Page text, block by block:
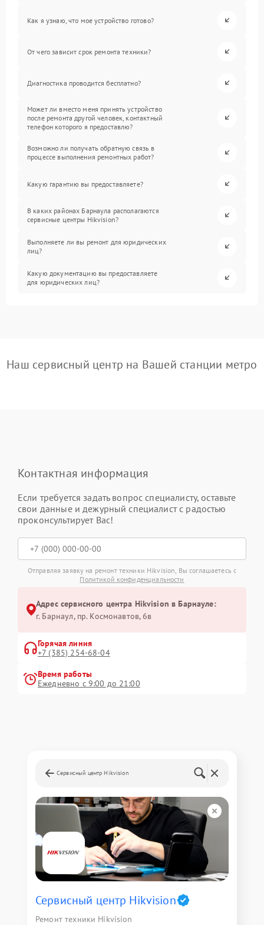
Как я узнаю, что мое устройство готово?
От чего зависит срок ремонта техники?
Диагностика проводится бесплатно?
Может ли вместо меня принять устройство
после ремонта другой человек, контактный
телефон которого я предоставлю?
Возможно ли получать обратную связь в
процессе выполнения ремонтных работ?
Какую гарантию вы предоставляете?
В каких районах Барнаула располагаются
сервисные центры Hikvision?
Выполняете ли вы ремонт для юридических
лиц?
Какую документацию вы предоставляете
для юридических лиц?
Наш сервисный центр на Вашей станции метро
Контактная информация
Если требуется задать вопрос специалисту, оставьте
свои данные и дежурный специалист с радостью
проконсультирует Вас!
Отправляя заявку на ремонт техники Hikvision, Вы соглашаетесь с
Политикой конфиденциальности
Адрес сервисного центра Hikvision в Барнауле:
г. Барнаул, ​пр. Космонавтов, 6в
Горячая линия
+7 (385) 254-68-04
Время работы
Ежедневно с 9:00 до 21:00
Сервисный центр Hikvision
Сервисный центр Hikvision
Ремонт техники Hikvision